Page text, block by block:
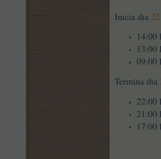
Inicia dia
14:00
13:00
09:00
Termina dia
22:00
21:00
17:00